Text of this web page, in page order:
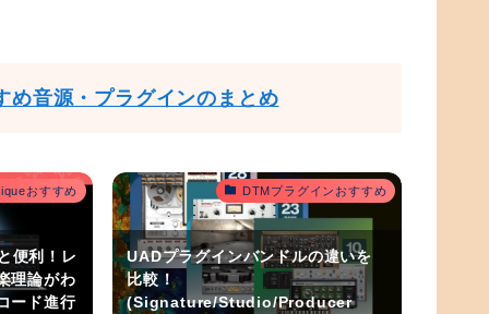
め音源・プラグインのまとめ
おすすめ
便利！レ
理論がわ
ード進行
DTMプラグインおすすめ
UADプラグインバンドルの違いを
比較！
(Signature/Studio/Producer